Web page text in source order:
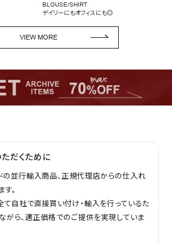
BLOUSE/SHIRT
デイリーにもオフィスにも◎
VIEW MORE
だくために
の並行輸入商品、正規代理店からの仕入れ
。
て自社で直接買い付け・輸入を行っているた
がら、適正価格でのご提供を実現していま